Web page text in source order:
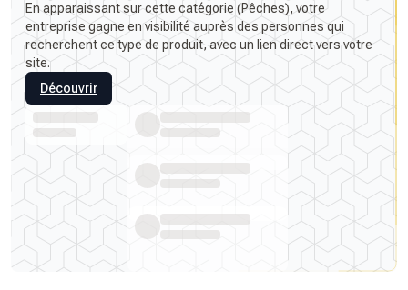
En apparaissant sur cette catégorie (Pêches), votre
entreprise gagne en visibilité auprès des personnes qui
recherchent ce type de produit, avec un lien direct vers votre
site.
Découvrir